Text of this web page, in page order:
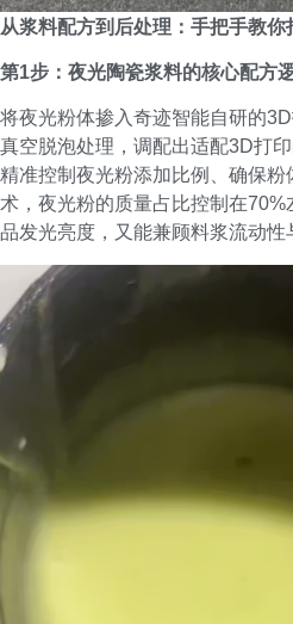
从浆料配方到后处理：手把手教
第1步：夜光陶瓷浆料的核心配方
将夜光粉体掺入奇迹智能自研的
真空脱泡处理，调配出适配3D打
精准控制夜光粉添加比例、确保
术，夜光粉的质量占比控制在
品发光亮度，又能兼顾料浆流动性